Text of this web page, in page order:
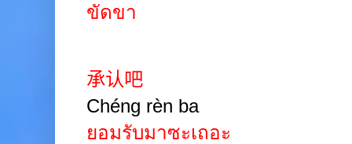
ขัดขา
承认吧
Chéng rèn ba
ยอมรับมาซะเถอะ